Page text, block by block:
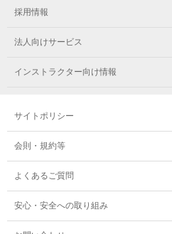
メガロス玉川学園テニススクール
メガロス東小金井学童クラブ
メガロス鷺沼
メガロスルフレ鷺沼
メガロス相模大野
メガロス大和
採用情報
法人向けサービス
インストラクター向け情報
サイトポリシー
会則・規約等
よくあるご質問
安心・安全への取り組み